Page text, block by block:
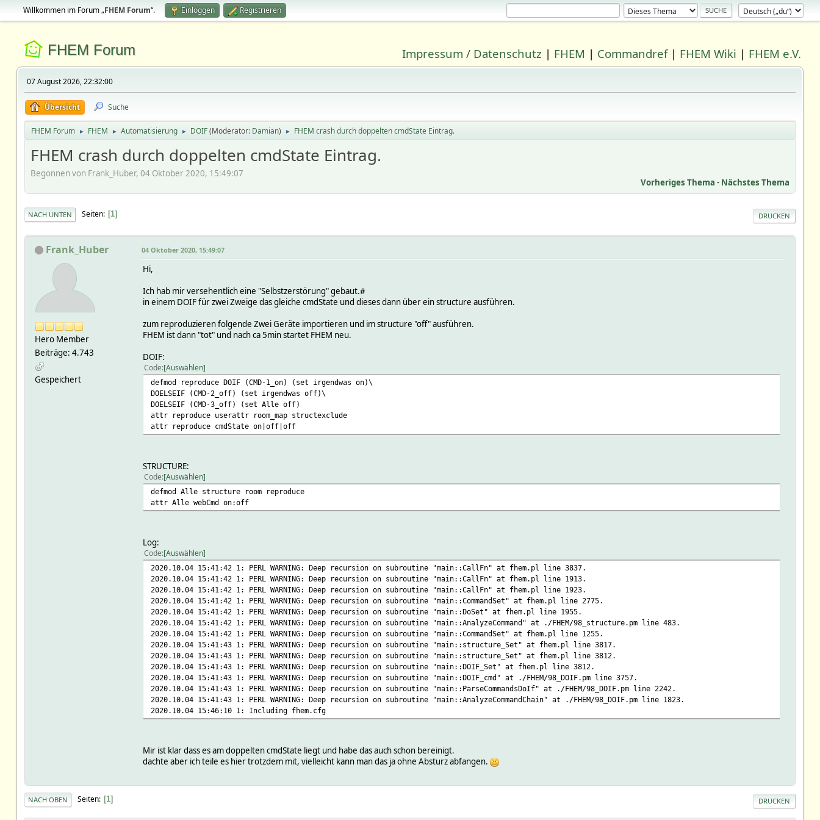
Willkommen im Forum „FHEM Forum“. Einloggen Registrieren
FHEM Forum Impressum / Datenschutz | FHEM | Commandref| FHEM Wiki | FHEM e.V.
07 August 2026, 22:32:00
Übersicht Suche
FHEM Forum ► FHEM ► Automatisierung ► DOIF(Moderator: Damian) ► FHEM crash durch doppelten cmdState Eintrag.
FHEM crash durch doppelten cmdState Eintrag.
Begonnen von Frank_Huber, 04 Oktober 2020, 15:49:07
Vorheriges Thema - Nächstes Thema
DRUCKEN
NACH UNTEN Seiten 1
Frank_Huber
Hero Member
Beiträge: 4.743
Gespeichert
04 Oktober 2020, 15:49:07
Hi,
Ich hab mir versehentlich eine "Selbstzerstörung" gebaut.#
in einem DOIF für zwei Zweige das gleiche cmdState und dieses dann über ein structure ausführen.
zum reproduzieren folgende Zwei Geräte importieren und im structure "off" ausführen.
FHEM ist dann "tot" und nach ca 5min startet FHEM neu.
DOIF:
Code Auswählen
defmod reproduce DOIF (CMD-1_on) (set irgendwas on)\
DOELSEIF (CMD-2_off) (set irgendwas off)\
DOELSEIF (CMD-3_off) (set Alle off)
attr reproduce userattr room_map structexclude
attr reproduce cmdState on|off|off
STRUCTURE:
Code Auswählen
defmod Alle structure room reproduce
attr Alle webCmd on:off
Log:
Code Auswählen
2020.10.04 15:41:42 1: PERL WARNING: Deep recursion on subroutine "main::CallFn" at fhem.pl line 3837.
2020.10.04 15:41:42 1: PERL WARNING: Deep recursion on subroutine "main::CallFn" at fhem.pl line 1913.
2020.10.04 15:41:42 1: PERL WARNING: Deep recursion on subroutine "main::CallFn" at fhem.pl line 1923.
2020.10.04 15:41:42 1: PERL WARNING: Deep recursion on subroutine "main::CommandSet" at fhem.pl line 2775.
2020.10.04 15:41:42 1: PERL WARNING: Deep recursion on subroutine "main::DoSet" at fhem.pl line 1955.
2020.10.04 15:41:42 1: PERL WARNING: Deep recursion on subroutine "main::AnalyzeCommand" at ./FHEM/98_structure.pm line 483.
2020.10.04 15:41:42 1: PERL WARNING: Deep recursion on subroutine "main::CommandSet" at fhem.pl line 1255.
2020.10.04 15:41:43 1: PERL WARNING: Deep recursion on subroutine "main::structure_Set" at fhem.pl line 3817.
2020.10.04 15:41:43 1: PERL WARNING: Deep recursion on subroutine "main::structure_Set" at fhem.pl line 3812.
2020.10.04 15:41:43 1: PERL WARNING: Deep recursion on subroutine "main::DOIF_Set" at fhem.pl line 3812.
2020.10.04 15:41:43 1: PERL WARNING: Deep recursion on subroutine "main::DOIF_cmd" at ./FHEM/98_DOIF.pm line 3757.
2020.10.04 15:41:43 1: PERL WARNING: Deep recursion on subroutine "main::ParseCommandsDoIf" at ./FHEM/98_DOIF.pm line 2242.
2020.10.04 15:41:43 1: PERL WARNING: Deep recursion on subroutine "main::AnalyzeCommandChain" at ./FHEM/98_DOIF.pm line 1823.
2020.10.04 15:46:10 1: Including fhem.cfg
Mir ist klar dass es am doppelten cmdState liegt und habe das auch schon bereinigt.
dachte aber ich teile es hier trotzdem mit, vielleicht kann man das ja ohne Absturz abfangen.
DRUCKEN
NACH OBEN Seiten 1